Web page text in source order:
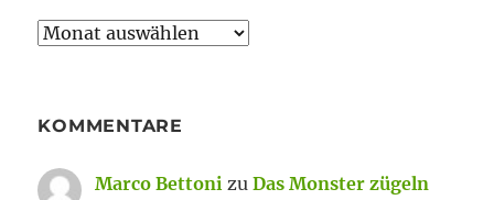
Archiv
KOMMENTARE
Marco Bettoni zuDas Monster zügeln